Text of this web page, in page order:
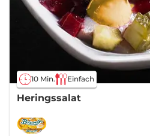
10 Min. Einfach
Heringssalat